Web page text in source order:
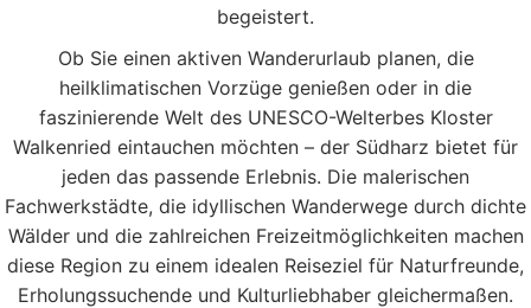
begeistert.
Ob Sie einen aktiven Wanderurlaub planen, die
heilklimatischen Vorzüge genießen oder in die
faszinierende Welt des UNESCO-Welterbes Kloster
Walkenried eintauchen möchten – der Südharz bietet für
jeden das passende Erlebnis. Die malerischen
Fachwerkstädte, die idyllischen Wanderwege durch dichte
Wälder und die zahlreichen Freizeitmöglichkeiten machen
diese Region zu einem idealen Reiseziel für Naturfreunde,
Erholungssuchende und Kulturliebhaber gleichermaßen.